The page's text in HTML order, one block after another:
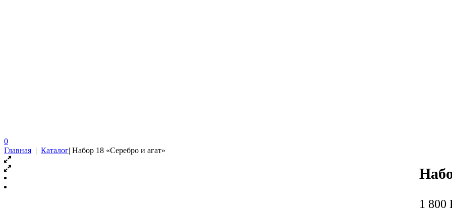
0
Главная | Каталог| Набор 18 «Серебро и агат»
1 800